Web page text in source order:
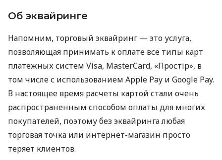
Об эквайринге
Напомним, торговый эквайринг — это услуга,
позволяющая принимать к оплате все типы карт
платежных систем Visa, MasterCard, «Простір», в
том числе с использованием Apple Pay и Google Pay.
В настоящее время расчеты картой стали очень
распространенным способом оплаты для многих
покупателей, поэтому без эквайринга любая
торговая точка или интернет-магазин просто
теряет клиентов.